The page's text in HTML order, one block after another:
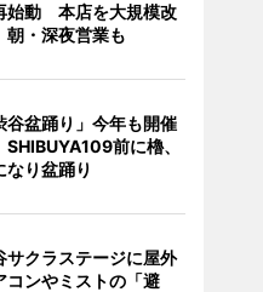
始動 本店を大規模改
朝・深夜営業も
谷盆踊り」今年も開催
前に櫓、
なり盆踊り
サクラステージに屋外
コンやミストの「避